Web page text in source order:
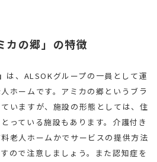
カの郷」の特徴
は、ALSOKグループの一員として運
ホームです。アミカの郷というブラ
いますが、施設の形態としては、住
っている施設もあります。介護付き
老人ホームかでサービスの提供方法
ので注意しましょう。また認知症を